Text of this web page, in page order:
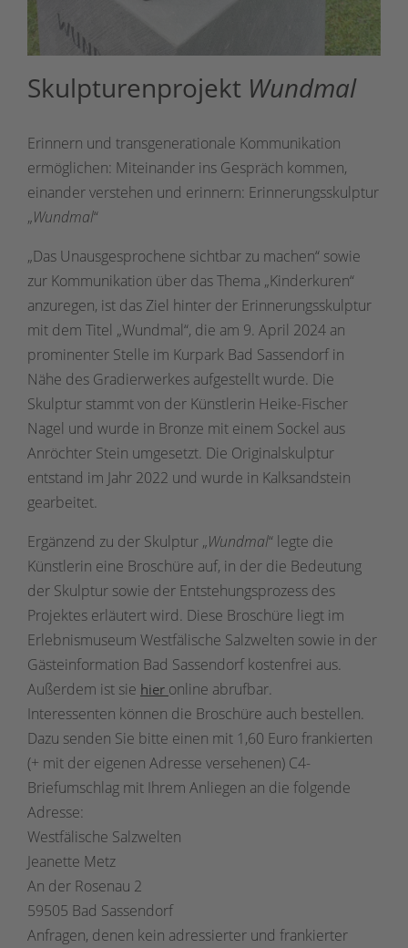
Skulpturenprojekt Wundmal
Erinnern und transgenerationale Kommunikation
ermöglichen: Miteinander ins Gespräch kommen,
einander verstehen und erinnern: Erinnerungsskulptur
„Wundmal“
„Das Unausgesprochene sichtbar zu machen“ sowie
zur Kommunikation über das Thema „Kinderkuren“
anzuregen, ist das Ziel hinter der Erinnerungsskulptur
mit dem Titel „Wundmal“, die am 9. April 2024 an
prominenter Stelle im Kurpark Bad Sassendorf in
Nähe des Gradierwerkes aufgestellt wurde. Die
Skulptur stammt von der Künstlerin Heike-Fischer
Nagel und wurde in Bronze mit einem Sockel aus
Anröchter Stein umgesetzt. Die Originalskulptur
entstand im Jahr 2022 und wurde in Kalksandstein
gearbeitet.
Ergänzend zu der Skulptur „Wundmal“ legte die
Künstlerin eine Broschüre auf, in der die Bedeutung
der Skulptur sowie der Entstehungsprozess des
Projektes erläutert wird. Diese Broschüre liegt im
Erlebnismuseum Westfälische Salzwelten sowie in der
Gästeinformation Bad Sassendorf kostenfrei aus.
Außerdem ist sie hier online abrufbar.
Interessenten können die Broschüre auch bestellen.
Dazu senden Sie bitte einen mit 1,60 Euro frankierten
(+ mit der eigenen Adresse versehenen) C4-
Briefumschlag mit Ihrem Anliegen an die folgende
Adresse:
Westfälische Salzwelten
Jeanette Metz
An der Rosenau 2
59505 Bad Sassendorf
Anfragen, denen kein adressierter und frankierter